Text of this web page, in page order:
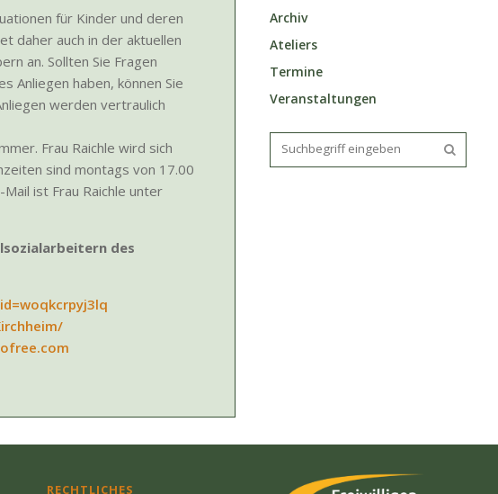
für Kinder und deren
daher auch in der aktuellen
an. Sollten Sie Fragen
Anliegen haben, können Sie
werden vertraulich
Frau Raichle wird sich
sind montags von 17.00
ist Frau Raichle unter
des
Archiv
Ateliers
Termine
Veranstaltungen
RECHTLICHES